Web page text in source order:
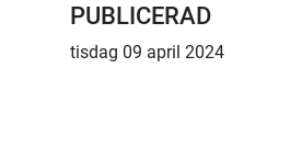
PUBLICERAD
tisdag 09 april 2024